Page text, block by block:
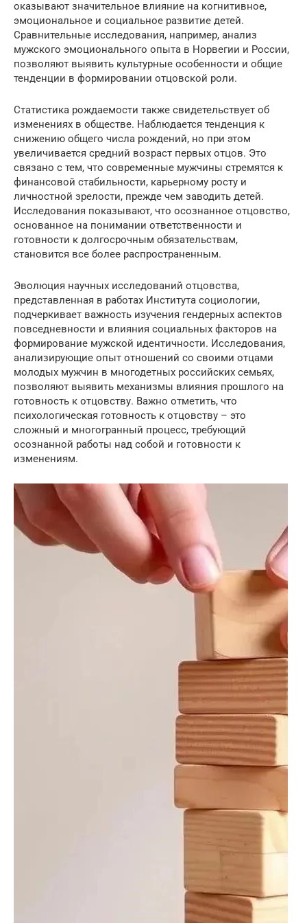
оказывают значительное влияние на когнитивное,
эмоциональное и социальное развитие детей.
Сравнительные исследования, например, анализ
мужского эмоционального опыта в Норвегии и России,
позволяют выявить культурные особенности и общие
тенденции в формировании отцовской роли.
Статистика рождаемости также свидетельствует об
изменениях в обществе. Наблюдается тенденция к
снижению общего числа рождений, но при этом
увеличивается средний возраст первых отцов. Это
связано с тем, что современные мужчины стремятся к
финансовой стабильности, карьерному росту и
личностной зрелости, прежде чем заводить детей.
Исследования показывают, что осознанное отцовство,
основанное на понимании ответственности и
готовности к долгосрочным обязательствам,
становится все более распространенным.
Эволюция научных исследований отцовства,
представленная в работах Института социологии,
подчеркивает важность изучения гендерных аспектов
повседневности и влияния социальных факторов на
формирование мужской идентичности. Исследования,
анализирующие опыт отношений со своими отцами
молодых мужчин в многодетных российских семьях,
позволяют выявить механизмы влияния прошлого на
готовность к отцовству. Важно отметить, что
психологическая готовность к отцовству – это
сложный и многогранный процесс, требующий
осознанной работы над собой и готовности к
изменениям.